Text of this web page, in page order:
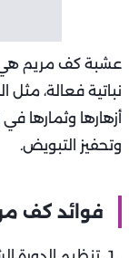
عشبة كف مريم هي
نباتية فعالة، مثل
أزهارها وثمارها
وتحفيز التبويض.
فوائد كف